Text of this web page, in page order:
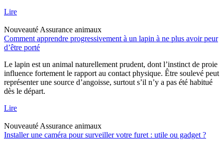
Lire
Nouveauté Assurance animaux
Comment apprendre progressivement à un lapin à ne plus avoir peur
d’être porté
Le lapin est un animal naturellement prudent, dont l’instinct de proie
influence fortement le rapport au contact physique. Être soulevé peut
représenter une source d’angoisse, surtout s’il n’y a pas été habitué
dès le départ.
Lire
Nouveauté Assurance animaux
Installer une caméra pour surveiller votre furet : utile ou gadget ?